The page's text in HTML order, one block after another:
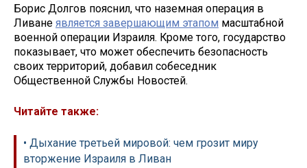
Борис Долгов пояснил, что наземная операция в
Ливане является завершающим этапом масштабной
военной операции Израиля. Кроме того, государство
показывает, что может обеспечить безопасность
своих территорий, добавил собеседник
Общественной Службы Новостей.
Читайте также:
• Дыхание третьей мировой: чем грозит миру
вторжение Израиля в Ливан